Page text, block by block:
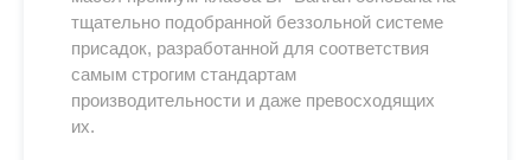
тщательно подобранной беззольной системе
присадок, разработанной для соответствия
самым строгим стандартам
производительности и даже превосходящих
их.